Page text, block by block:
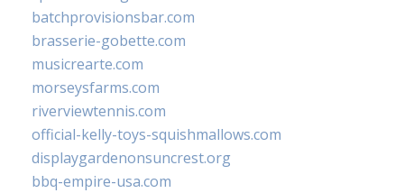
batchprovisionsbar.com
brasserie-gobette.com
musicrearte.com
morseysfarms.com
riverviewtennis.com
official-kelly-toys-squishmallows.com
displaygardenonsuncrest.org
bbq-empire-usa.com